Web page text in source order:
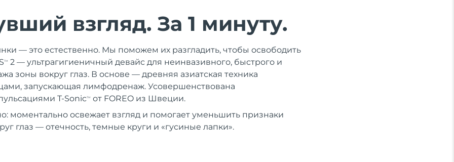
взгляд. За 1 минуту.
— это естественно. Мы поможем их разгладить, чтобы освободить
TM
2 — ультрагигиеничный девайс для неинвазивного, быстрого и
зоны вокруг глаз. В основе — древняя азиатская техника
запускающая лимфодренаж. Усовершенствована
T-SonicTM
от FOREO из Швеции.
моментально освежает взгляд и помогает уменьшить признаки
глаз — отечность, темные круги и «гусиные лапки».